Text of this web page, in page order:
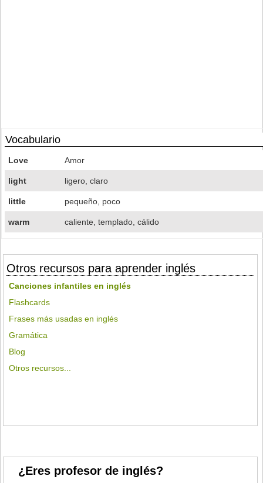
Vocabulario
Love Amor
light ligero, claro
little pequeño, poco
warm caliente, templado, cálido
Otros recursos para aprender inglés
Canciones infantiles en inglés
Flashcards
Frases más usadas en inglés
Gramática
Blog
Otros recursos...
¿Eres profesor de inglés?